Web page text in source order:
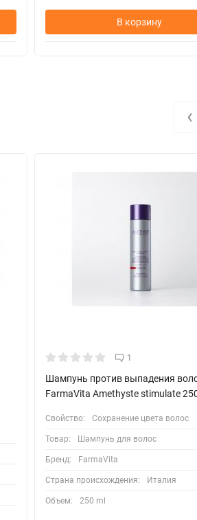
В корзину
1
Шампунь против выпадения
FarmaVita Amethyste stimulate
Свойство: Сохранение цвета волос
Товар: Шампунь для волос
Бренд: FarmaVita
Страна происхождения: Италия
Объем: 250 ml
‹